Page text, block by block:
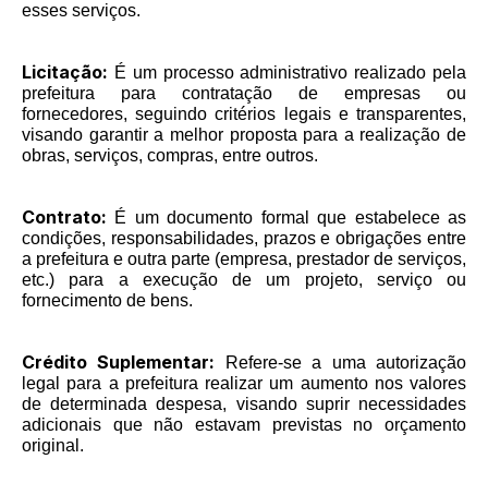
esses serviços.
Licitação: É um processo administrativo realizado pela
prefeitura para contratação de empresas ou
fornecedores, seguindo critérios legais e transparentes,
visando garantir a melhor proposta para a realização de
obras, serviços, compras, entre outros.
Contrato: É um documento formal que estabelece as
condições, responsabilidades, prazos e obrigações entre
a prefeitura e outra parte (empresa, prestador de serviços,
etc.) para a execução de um projeto, serviço ou
fornecimento de bens.
Crédito Suplementar: Refere-se a uma autorização
legal para a prefeitura realizar um aumento nos valores
de determinada despesa, visando suprir necessidades
adicionais que não estavam previstas no orçamento
original.